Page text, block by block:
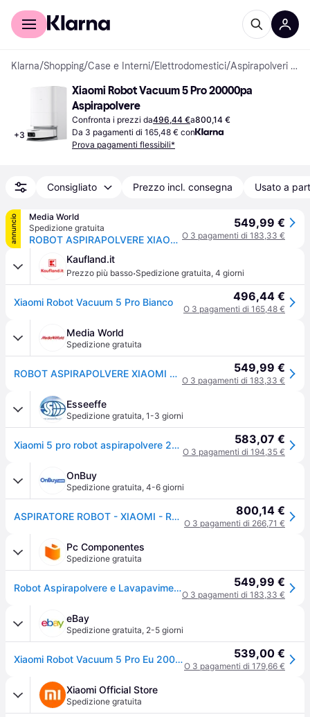
Per il tuo shopping
Klarna/Shopping/Case e Interni/Elettrodomestici/ Aspirapolveri Robot
+3
Xiaomi Robot Vacuum 5 Pro 20000pa
Aspirapolvere
Confronta i prezzi da496,44 €a800,14 €
Da 3 pagamenti di 165,48 € con
Prova pagamenti flessibili*
Consigliato Prezzo incl. consegna Usato a
annuncio
Media World
Spedizione gratuita
ROBOT ASPIRAPOLVERE XIAOMI Robot Vacuum 5 Pro, Potenza 55 W, Lavapavimenti, Autonomia fino a 140 min, Sensore di superficie, Spazzola laterale, Base carica, Bianco
549,99 €
O 3 pagamenti di 183,33 €
Kaufland.it
Prezzo più basso·Spedizione gratuita, 4 giorni
Xiaomi Robot Vacuum 5 Pro Bianco 496,44 €
O 3 pagamenti di 165,48 €
Media World
Spedizione gratuita
ROBOT ASPIRAPOLVERE XIAOMI Robot Vacuum 5 Pro, Potenza 55 W, Lavapavimenti, Autonomia fino a 140 min, Sensore di superficie, Spazzola laterale, Base carica, Bianco 549,99 €
O 3 pagamenti di 183,33 €
Esseeffe
Spedizione gratuita, 1-3 giorni
Xiaomi 5 pro robot aspirapolvere 20.000pa 5200mah wi-fi bianco 583,07 €
O 3 pagamenti di 194,35 €
OnBuy
Spedizione gratuita, 4-6 giorni
ASPIRATORE ROBOT - XIAOMI - Robot Aspirapolvere 5 Pro - 20 000 Pa - Telecamera HD - Pulizia intelligente 800,14 €
O 3 pagamenti di 266,71 €
Pc Componentes
Spedizione gratuita
Robot Aspirapolvere e Lavapavimenti Xiaomi 5 Pro Navigazione IA Tripla Camera 20.000 Pa Controlli Vocali 549,99 €
O 3 pagamenti di 183,33 €
eBay
Spedizione gratuita, 2-5 giorni
Xiaomi Robot Vacuum 5 Pro Eu 20000pa Aspirapolvere Lavapavimenti Lds Navigazione 539,00 €
O 3 pagamenti di 179,66 €
Xiaomi Official Store
Spedizione gratuita